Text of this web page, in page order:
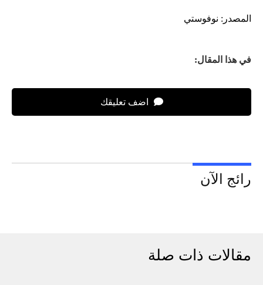
المصدر: نوفوستي
في هذا المقال:
اضف تعليقك
رائج الآن
مقالات ذات صلة